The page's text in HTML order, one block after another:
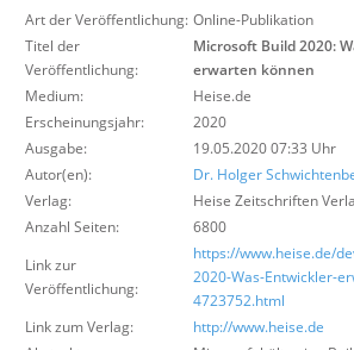
Über uns
Art der Veröffentlichung: Online-Publikation
Titel der
Veröffentlichung:
Microsoft Build 2020:
erwarten können
Medium:
Heise.de
Erscheinungsjahr:
2020
Ausgabe:
19.05.2020 07:33 Uhr
Autor(en):
Dr. Holger
Verlag:
Heise Zeitschriften
Anzahl Seiten:
6800
Link zur
Veröffentlichung:
https://www.heise.de/
2020-Was-Entwickler-
4723752.html
Link zum Verlag:
http://www.heise.de